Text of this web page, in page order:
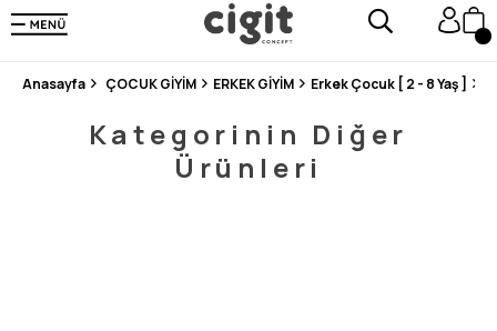
250.000'DEN FAZLA DEĞERLENDİRMEDE 5 ÜZERİNDEN 4.8 PUAN ALDI ⭐⭐⭐⭐⭐
3 MİLYONDAN FAZLA MUTLU MÜŞTERİ ❤️ 10 MİLYON ÜRÜN
Anasayfa ÇOCUK GİYİM ERKEK GİYİM Erkek Çocuk [ 2 - 8 Yaş ]
Kategorinin Diğer
Ürünleri